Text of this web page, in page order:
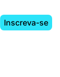
Inscreva-se